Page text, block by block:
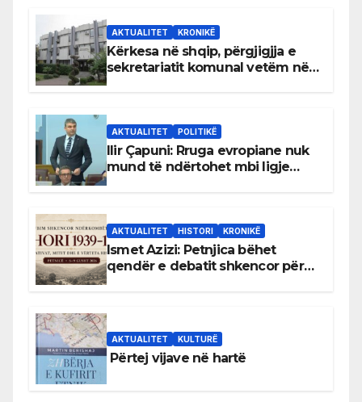
AKTUALITET KRONIKË
Kërkesa në shqip, përgjigjja e
sekretariatit komunal vetëm në
AKTUALITET POLITIKË
Ilir Çapuni: Rruga evropiane nuk
mund të ndërtohet mbi ligje
AKTUALITET HISTORI KRONIKË
Ismet Azizi: Petnjica bëhet
qendër e debatit shkencor për
AKTUALITET KULTURË
Përtej vijave në hartë